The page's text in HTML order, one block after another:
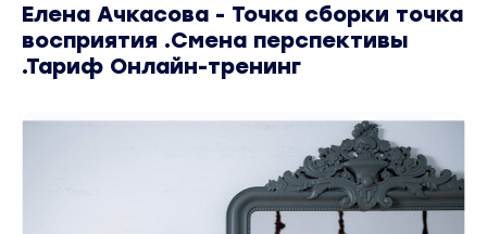
Елена Ачкасова - Точка сборки точка
восприятия .Смена перспективы
.Тариф Онлайн-тренинг